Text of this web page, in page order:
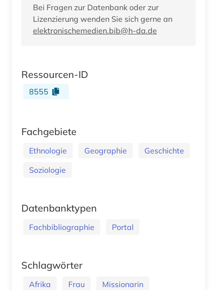
Bei Fragen zur Datenbank oder zur
Lizenzierung wenden Sie sich gerne an
elektronischemedien.bib@h-da.de
Ressourcen-ID
8555
Fachgebiete
Ethnologie Geographie
Geschichte
Soziologie
Datenbanktypen
Fachbibliographie Portal
Schlagwörter
Afrika Frau Missionarin